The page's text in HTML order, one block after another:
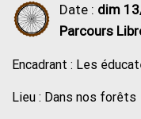
Date : dim
Parcours
Encadrant : Les
Lieu : Dans nos forêts